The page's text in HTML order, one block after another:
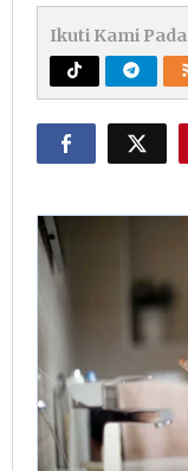
Ikuti Kami Pada